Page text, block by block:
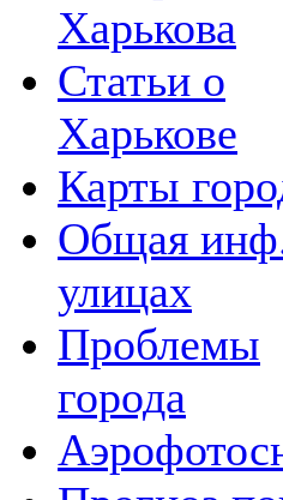
Харькова
Статьи о
Харькове
Карты
Общая
улицах
Проблемы
города